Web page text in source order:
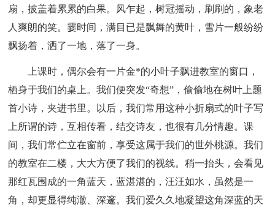
扇，披盖着累累的白果。风乍起，树冠摇动，刷刷的，象老
人爽朗的笑。霎时间，满目已是飘舞的黄叶，雪片一般纷纷
飘扬着，洒了一地，落了一身。
上课时，偶尔会有一片金*的小叶子飘进教室的窗口，
栖身于我们的桌上。我们便突发“奇想”，偷偷地在树叶上题
首小诗，夹进书里。以后，我们常用这种小折扇式的叶子写
上所谓的诗，互相传看，结交诗友，也很有几分情趣。课
间，我们常伫立在窗前，享受这属于我们的世外桃源。我们
的教室在二楼，大大方便了我们的视线。稍一抬头，会看见
那红瓦围成的一角蓝天，蓝湛湛的，汪汪如水，虽然是一
角，却更显得纯澈、深邃。我们爱久久地凝望这角深蓝的天